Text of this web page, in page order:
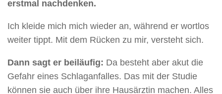
erstmal nachdenken.
Ich kleide mich mich wieder an, während er wortlos
weiter tippt. Mit dem Rücken zu mir, versteht sich.
Dann sagt er beiläufig: Da besteht aber akut die
Gefahr eines Schlaganfalles. Das mit der Studie
können sie auch über ihre Hausärztin machen. Alles